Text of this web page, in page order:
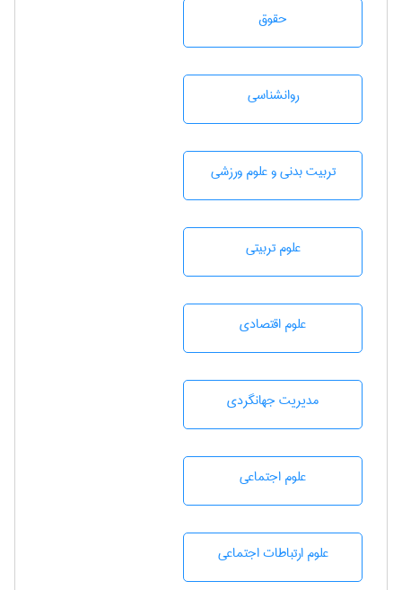
حقوق
روانشناسی
تربيت بدنی و علوم ورزشی
علوم تربيتی
علوم اقتصادی
مديريت جهانگردی
علوم اجتماعی
علوم ارتباطات اجتماعی